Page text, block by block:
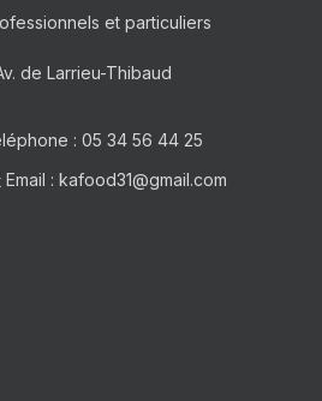
et particuliers
de Larrieu-Thibaud
: 05 34 56 44 25
Email : kafood31@gmail.com